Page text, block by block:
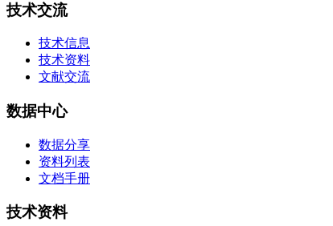
技术交流
技术信息
技术资料
文献交流
数据中心
数据分享
资料列表
文档手册
技术资料